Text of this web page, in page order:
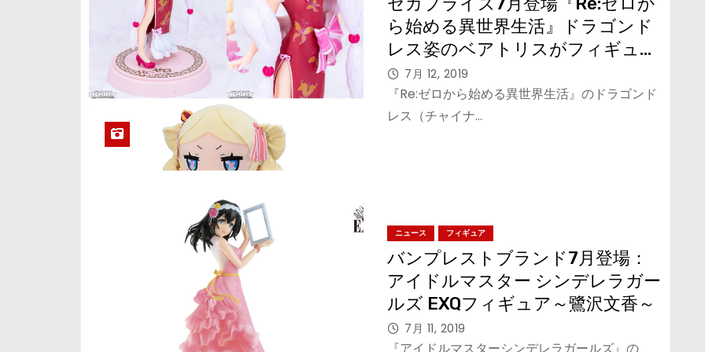
ら始める異世界生活』ドラゴンド
レス姿のベアトリスがフィギュア
とぬいぐるみに
7月 12, 2019
『Re:ゼロから始める異世界生活』のドラゴンド
レス（チャイナ…
ニュース フィギュア
バンプレストブランド7月登場：
アイドルマスター シンデレラガー
ルズ EXQフィギュア～鷺沢文香～
7月 11, 2019
『アイドルマスターシンデレラガールズ』の